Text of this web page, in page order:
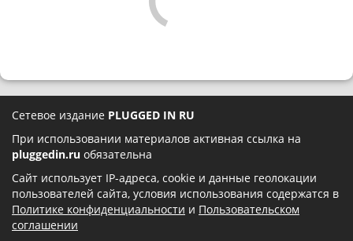
Сетевое издание PLUGGED IN RU
При использовании материалов активная ссылка на
pluggedin.ru обязательна
Сайт использует IP-адреса, cookie и данные геолокации
пользователей сайта, условия использования содержатся в
Политике конфиденциальности и Пользовательском
соглашении